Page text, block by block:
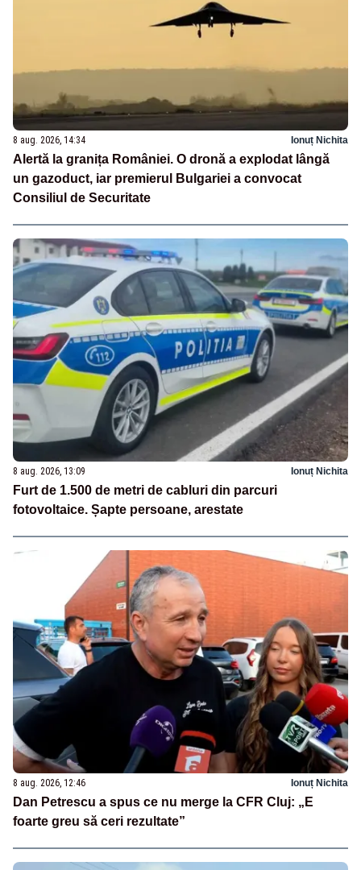
8 aug. 2026, 14:34 Ionuț Nichita
Alertă la granița României. O dronă a explodat lângă
un gazoduct, iar premierul Bulgariei a convocat
Consiliul de Securitate
8 aug. 2026, 13:09 Ionuț Nichita
Furt de 1.500 de metri de cabluri din parcuri
fotovoltaice. Șapte persoane, arestate
8 aug. 2026, 12:46 Ionuț Nichita
Dan Petrescu a spus ce nu merge la CFR Cluj: „E
foarte greu să ceri rezultate”